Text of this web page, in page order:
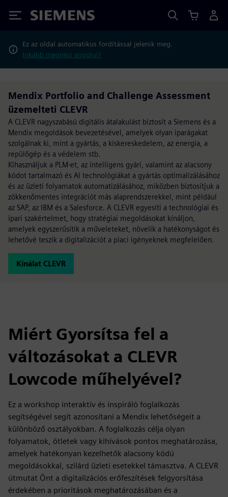
Siemens
Ez az oldal automatikus fordítással jelenik meg.
Inkább megnézi angolul?
Mendix Portfolio and Challenge Assessment
üzemelteti CLEVR
A CLEVR nagyszabású digitális átalakulást biztosít a Siemens és a
Mendix megoldások bevezetésével, amelyek olyan iparágakat
szolgálnak ki, mint a gyártás, a kiskereskedelem, az energia, a
repülőgép és a védelem stb.
Kihasználjuk a PLM-et, az intelligens gyári, valamint az alacsony
kódot tartalmazó és AI technológiákat a gyártás optimalizálásához
és az üzleti folyamatok automatizálásához, miközben biztosítjuk a
zökkenőmentes integrációt más alaprendszerekkel, mint például
az SAP, az IBM és a Salesforce. A CLEVR egyesíti a technológiai és
ipari szakértelmet, hogy stratégiai megoldásokat kínáljon,
amelyek egyszerűsítik a műveleteket, növelik a hatékonyságot és
lehetővé teszik a digitalizációt a piaci igényeknek megfelelően.
Kínálat CLEVR
Miért Gyorsítsa fel a
változásokat a CLEVR
Lowcode műhelyével?
Ez a workshop interaktív és inspiráló foglalkozás
segítségével segít azonosítani a Mendix lehetőségeit a
különböző osztályokban. A foglalkozás célja olyan
folyamatok, ötletek vagy kihívások pontos meghatározása,
amelyek hatékonyan kezelhetők alacsony kódú
megoldásokkal, szilárd üzleti esetekkel támasztva. A CLEVR
útmutat Önt a digitalizációs erőfeszítések felgyorsítása
érdekében a prioritások meghatározásában és a